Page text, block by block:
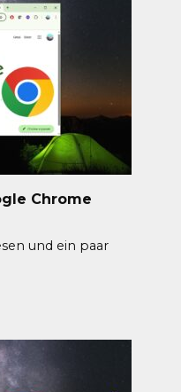
Chrome
und ein paar